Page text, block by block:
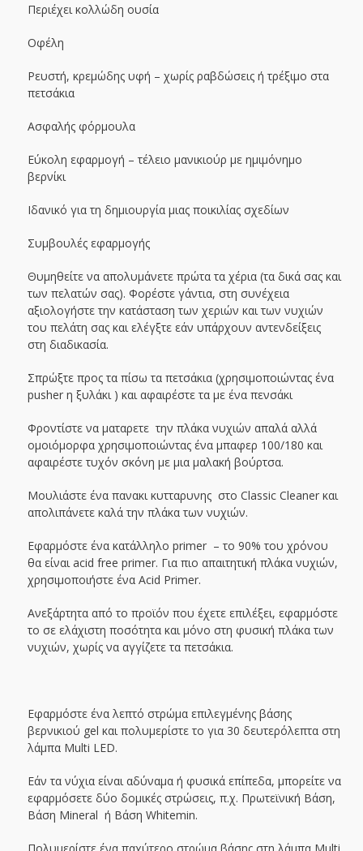
Περιέχει κολλώδη ουσία
Οφέλη
Ρευστή, κρεμώδης υφή – χωρίς ραβδώσεις ή τρέξιμο στα
πετσάκια
Ασφαλής φόρμουλα
Εύκολη εφαρμογή – τέλειο μανικιούρ με ημιμόνημο
βερνίκι
Ιδανικό για τη δημιουργία μιας ποικιλίας σχεδίων
Συμβουλές εφαρμογής
Θυμηθείτε να απολυμάνετε πρώτα τα χέρια (τα δικά σας και
των πελατών σας). Φορέστε γάντια, στη συνέχεια
αξιολογήστε την κατάσταση των χεριών και των νυχιών
του πελάτη σας και ελέγξτε εάν υπάρχουν αντενδείξεις
στη διαδικασία.
Σπρώξτε προς τα πίσω τα πετσάκια (χρησιμοποιώντας ένα
pusher η ξυλάκι ) και αφαιρέστε τα με ένα πενσάκι
Φροντίστε να ματαρετε την πλάκα νυχιών απαλά αλλά
ομοιόμορφα χρησιμοποιώντας ένα μπαφερ 100/180 και
αφαιρέστε τυχόν σκόνη με μια μαλακή βούρτσα.
Μουλιάστε ένα πανακι κυτταρυνης στο Classic Cleaner και
απολιπάνετε καλά την πλάκα των νυχιών.
Εφαρμόστε ένα κατάλληλο primer – το 90% του χρόνου
θα είναι acid free primer. Για πιο απαιτητική πλάκα νυχιών,
χρησιμοποιήστε ένα Acid Primer.
Ανεξάρτητα από το προϊόν που έχετε επιλέξει, εφαρμόστε
το σε ελάχιστη ποσότητα και μόνο στη φυσική πλάκα των
νυχιών, χωρίς να αγγίζετε τα πετσάκια.
Εφαρμόστε ένα λεπτό στρώμα επιλεγμένης βάσης
βερνικιού gel και πολυμερίστε το για 30 δευτερόλεπτα στη
λάμπα Multi LED.
Εάν τα νύχια είναι αδύναμα ή φυσικά επίπεδα, μπορείτε να
εφαρμόσετε δύο δομικές στρώσεις, π.χ. Πρωτεϊνική Βάση,
Βάση Mineral ή Βάση Whitemin.